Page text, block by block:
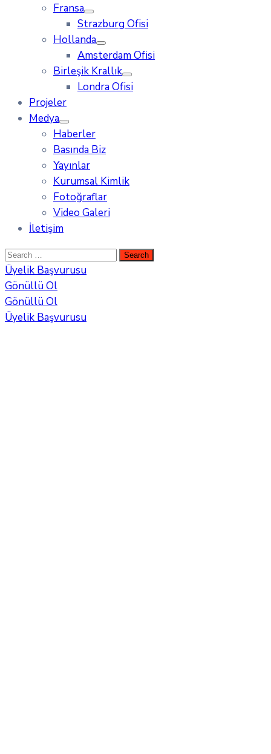
Fransa
Strazburg Ofisi
Hollanda
Amsterdam Ofisi
Birleşik Krallık
Londra Ofisi
Projeler
Medya
Haberler
Basında Biz
Yayınlar
Kurumsal Kimlik
Fotoğraflar
Video Galeri
İletişim
Üyelik Başvurusu
Gönüllü Ol
Gönüllü Ol
Üyelik Başvurusu